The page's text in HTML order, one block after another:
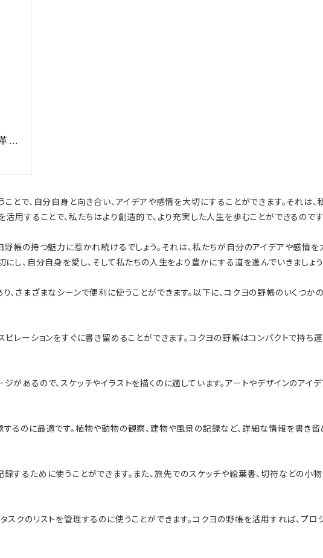
ことで、自分自身と向き合い、アイデアや感情を大切にすることができます。それ
活用することで、私たちはより創造的で、より充実した人生を歩むことができるのです
野帳の持つ魅力に惹かれ続けるでしょう。それは、私たちが自分のアイデアや感情
し、自分自身を愛し、そして私たちの人生をより豊かにする道を進んでいきましょう
、さまざまなシーンで便利に使うことができます。以下に、コクヨの野帳のいくつか
ピレーションをすぐに書き留めることができます。コクヨの野帳はコンパクトで持ち
があるので、スケッチやイラストを描くのに適しています。アートやデザインのアイ
るのに最適です。植物や動物の観察、建物や風景の記録など、詳細な情報を書き留
するために使うことができます。また、旅先でのスケッチや絵葉書、切符などの小物
スクのリストを管理するのに使うことができます。コクヨの野帳を活用すれば、プ